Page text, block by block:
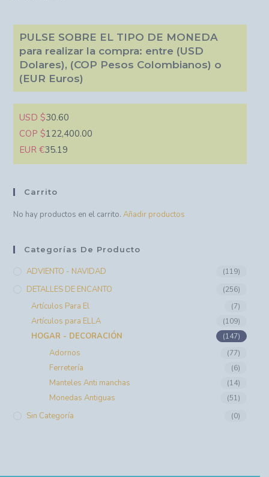
PULSE SOBRE EL TIPO DE MONEDA
para realizar la compra: entre (USD
Dolares), (COP Pesos Colombianos) o
(EUR Euros)
USD $30.60
COP $122,400.00
EUR €35.19
Carrito
No hay productos en el carrito. Añadir productos
Categorías De Producto
ADVIENTO - NAVIDAD (119)
DETALLES DE ENCANTO (256)
Artículos Para El (7)
Artículos para ELLA (109)
HOGAR - DECORACIÓN (147)
Adornos (77)
Ferretería (6)
Manteles Anti manchas (14)
Monedas Antiguas (51)
Sin Categoría (0)